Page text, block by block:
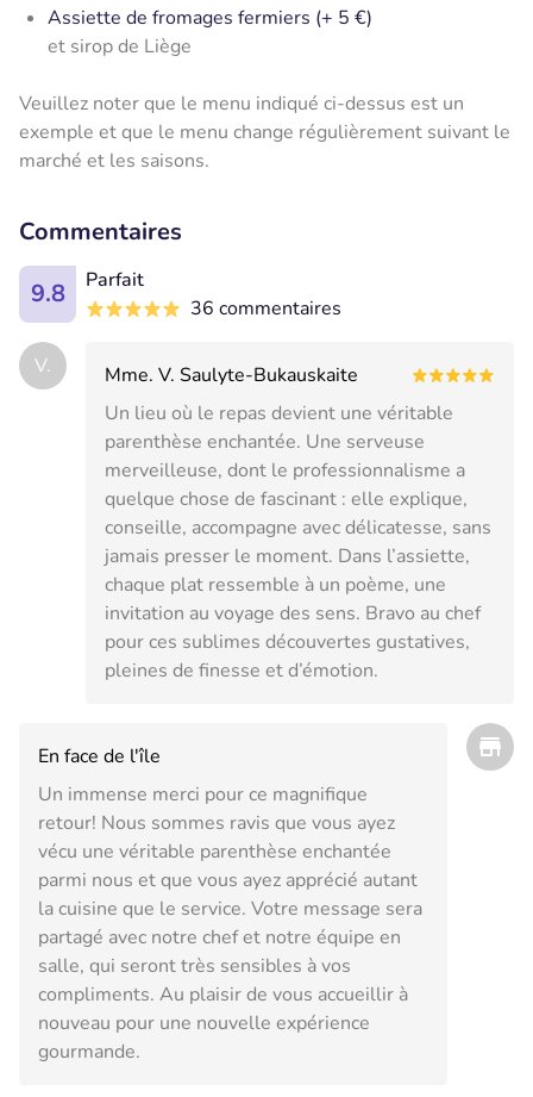
Assiette de fromages fermiers (+ 5 €)
et sirop de Liège
Veuillez noter que le menu indiqué ci-dessus est un
exemple et que le menu change régulièrement suivant le
marché et les saisons.
Commentaires
9.8
Parfait
36 commentaires
V.
Mme. V. Saulyte-Bukauskaite
Un lieu où le repas devient une véritable
parenthèse enchantée. Une serveuse
merveilleuse, dont le professionnalisme a
quelque chose de fascinant : elle explique,
conseille, accompagne avec délicatesse, sans
jamais presser le moment. Dans l’assiette,
chaque plat ressemble à un poème, une
invitation au voyage des sens. Bravo au chef
pour ces sublimes découvertes gustatives,
pleines de finesse et d’émotion.
En face de l'île
Un immense merci pour ce magnifique
retour! Nous sommes ravis que vous ayez
vécu une véritable parenthèse enchantée
parmi nous et que vous ayez apprécié autant
la cuisine que le service. Votre message sera
partagé avec notre chef et notre équipe en
salle, qui seront très sensibles à vos
compliments. Au plaisir de vous accueillir à
nouveau pour une nouvelle expérience
gourmande.